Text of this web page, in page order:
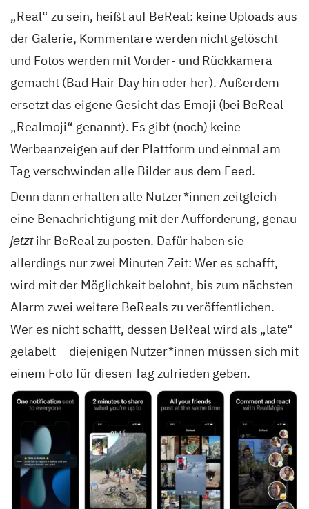
„Real“ zu sein, heißt auf BeReal: keine Uploads aus
der Galerie, Kommentare werden nicht gelöscht
und Fotos werden mit Vorder- und Rückkamera
gemacht (Bad Hair Day hin oder her). Außerdem
ersetzt das eigene Gesicht das Emoji (bei BeReal
„Realmoji“ genannt). Es gibt (noch) keine
Werbeanzeigen auf der Plattform und einmal am
Tag verschwinden alle Bilder aus dem Feed.
Denn dann erhalten alle Nutzer*innen zeitgleich
eine Benachrichtigung mit der Aufforderung, genau
jetztihr BeReal zu posten. Dafür haben sie
allerdings nur zwei Minuten Zeit: Wer es schafft,
wird mit der Möglichkeit belohnt, bis zum nächsten
Alarm zwei weitere BeReals zu veröffentlichen.
Wer es nicht schafft, dessen BeReal wird als „late“
gelabelt – diejenigen Nutzer*innen müssen sich mit
einem Foto für diesen Tag zufrieden geben.